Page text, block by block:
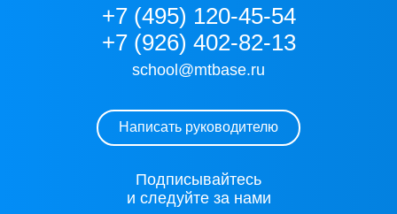
+7 (495) 120-45-54
+7 (926) 402-82-13
school@mtbase.ru
Написать руководителю
Подписывайтесь
и следуйте за нами